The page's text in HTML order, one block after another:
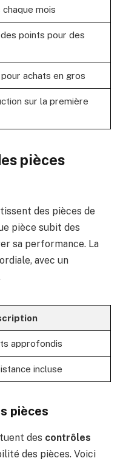
mois
points pour des
achats en gros
sur la première
pièces
des pièces de
pièce subit des
sa performance. La
avec un
approfondis
incluse
pièces
des contrôles
des pièces. Voici